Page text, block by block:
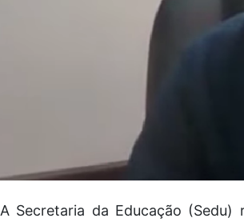
A Secretaria da Educação